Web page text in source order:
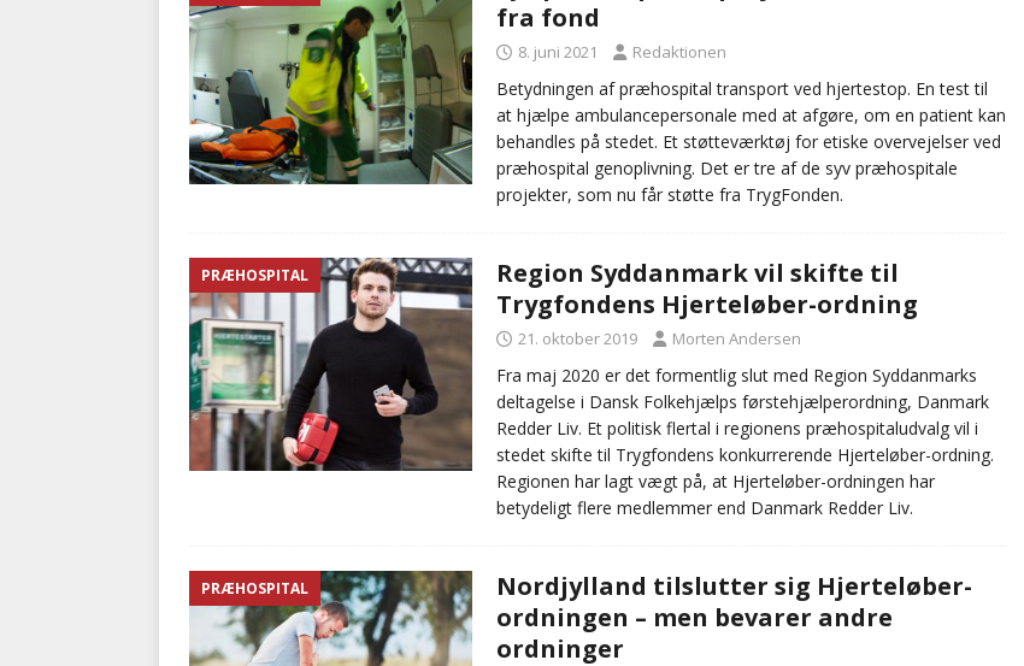
fra fond
8. juni 2021 Redaktionen
Betydningen af præhospital transport ved hjertestop. En test til
at hjælpe ambulancepersonale med at afgøre, om en patient kan
behandles på stedet. Et støtteværktøj for etiske overvejelser ved
præhospital genoplivning. Det er tre af de syv præhospitale
projekter, som nu får støtte fra TrygFonden.
PRÆHOSPITAL
Region Syddanmark vil skifte til
Trygfondens Hjerteløber-ordning
21. oktober 2019 Morten Andersen
Fra maj 2020 er det formentlig slut med Region Syddanmarks
deltagelse i Dansk Folkehjælps førstehjælperordning, Danmark
Redder Liv. Et politisk flertal i regionens præhospitaludvalg vil i
stedet skifte til Trygfondens konkurrerende Hjerteløber-ordning.
Regionen har lagt vægt på, at Hjerteløber-ordningen har
betydeligt flere medlemmer end Danmark Redder Liv.
PRÆHOSPITAL
Nordjylland tilslutter sig Hjerteløber-
ordningen – men bevarer andre
ordninger